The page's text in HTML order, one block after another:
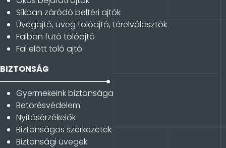
Síkban záródó beltéri ajtók
Üvegajtó, üveg tolóajtó, térelválasztók
Falban futó tolóajtó
Fal előtt toló ajtó
BIZTONSÁG
Gyermekeink biztonsága
Betörésvédelem
Nyitásérzékelők
Biztonságos szerkezetek
Biztonsági üvegek